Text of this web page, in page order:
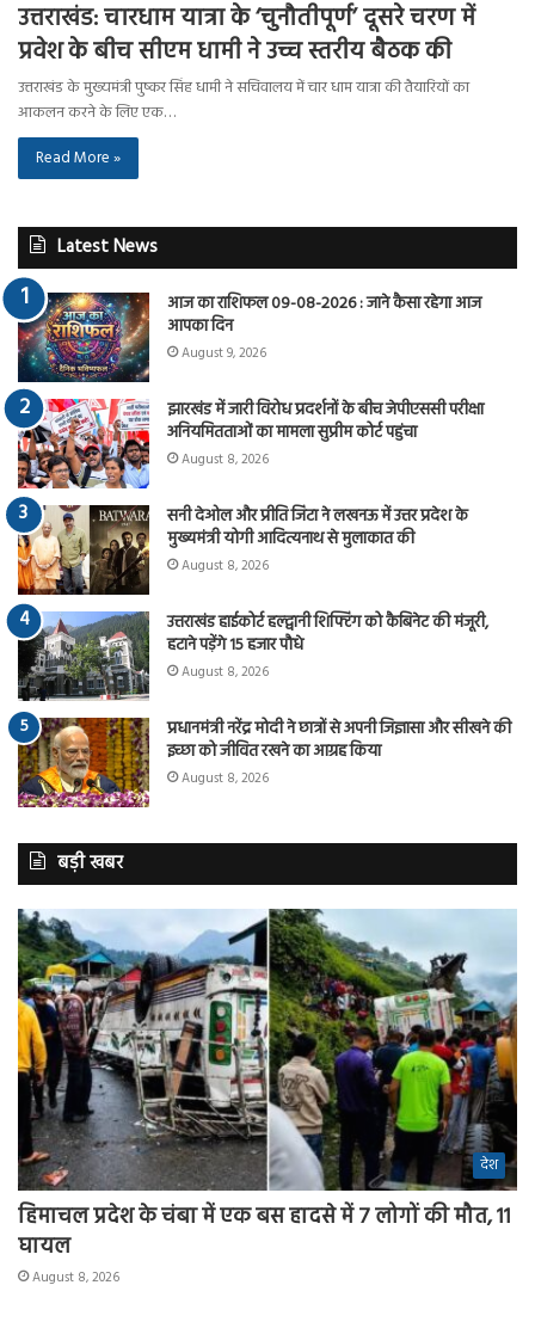
उत्तराखंड: चारधाम यात्रा के ‘चुनौतीपूर्ण’ दूसरे चरण में
प्रवेश के बीच सीएम धामी ने उच्च स्तरीय बैठक की
उत्तराखंड के मुख्यमंत्री पुष्कर सिंह धामी ने सचिवालय में चार धाम यात्रा की तैयारियों का
आकलन करने के लिए एक…
Read More »
Latest News
आज का राशिफल 09-08-2026 : जाने कैसा रहेगा आज
आपका दिन
August 9, 2026
झारखंड में जारी विरोध प्रदर्शनों के बीच जेपीएससी परीक्षा
अनियमितताओं का मामला सुप्रीम कोर्ट पहुंचा
August 8, 2026
सनी देओल और प्रीति जिंटा ने लखनऊ में उत्तर प्रदेश के
मुख्यमंत्री योगी आदित्यनाथ से मुलाकात की
August 8, 2026
उत्तराखंड हाईकोर्ट हल्द्वानी शिफ्टिंग को कैबिनेट की मंजूरी,
हटाने पड़ेंगे 15 हजार पौधे
August 8, 2026
प्रधानमंत्री नरेंद्र मोदी ने छात्रों से अपनी जिज्ञासा और सीखने की
इच्छा को जीवित रखने का आग्रह किया
August 8, 2026
बड़ी खबर
देश
हिमाचल प्रदेश के चंबा में एक बस हादसे में 7 लोगों की मौत, 11
घायल
August 8, 2026